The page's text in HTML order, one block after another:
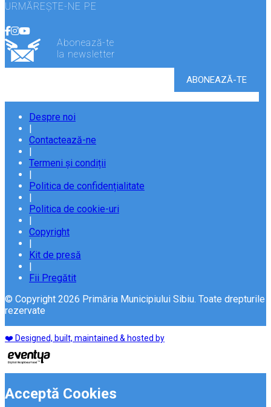
URMĂREȘTE-NE PE
Abonează-te
la newsletter
Despre noi
|
Contactează-ne
|
Termeni și condiții
|
Politica de confidențialitate
|
Politica de cookie-uri
|
Copyright
|
Kit de presă
|
Fii Pregătit
© Copyright 2026 Primăria Municipiului Sibiu. Toate drepturile
rezervate
❤️ Designed, built, maintained & hosted by
Acceptă Cookies